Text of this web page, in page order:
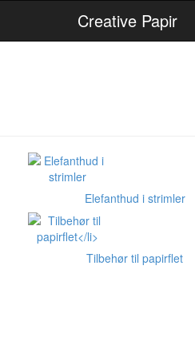
Creative Papir
Elefanthud i strimler
Tilbehør til papirflet